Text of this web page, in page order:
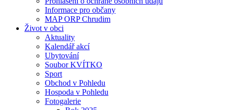
Informace pro občany
MAP ORP Chrudim
Život v obci
Aktuality
Kalendář akcí
Ubytování
Soubor KVÍTKO
Sport
Obchod v Pohledu
Hospoda v Pohledu
Fotogalerie